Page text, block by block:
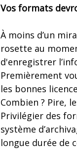
Vos formats
À moins d’un
rosette au
d'enregistrer
Premièrement
les bonnes
Combien ? Pire,
Privilégier des
système
longue durée de